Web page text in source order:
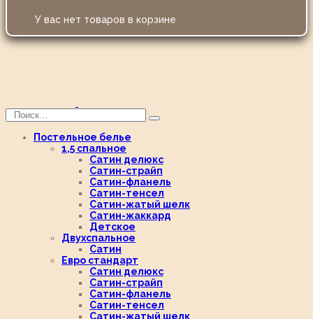
У вас нет товаров в корзине
Постельное белье
1,5 спальное
Сатин делюкс
Сатин-страйп
Сатин-фланель
Сатин-тенсел
Сатин-жатый шелк
Сатин-жаккард
Детское
Двухспальное
Сатин
Евро стандарт
Сатин делюкс
Сатин-страйп
Сатин-фланель
Сатин-тенсел
Сатин-жатый шелк